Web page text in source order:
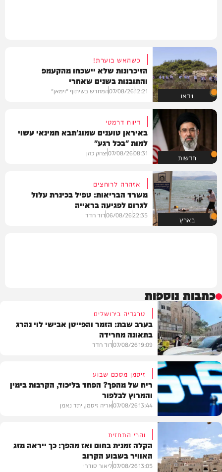
וידאו
כשהאש בוערת!
הזיכרונות שלא יישכחו מהקעמפ
והתובנות בשנים שאחרי
12:21
07/08/26המחדש בשיתוף "וימאן"
חדשות
דיווח דרמטי
באיראן טוענים שמוג'תבא חמינאי עשוי
למות "בכל רגע"
08:31
07/08/26יצחק כהן
בארץ
אזהרה לרוחצים
משרד הבריאות: טפיל בכינרת עלול
לגרום לפגיעה בראייה
22:35
06/08/26דוד חדד
כתבות נוספות
בארץ
טרגדיה בירושלים
בערב שבת: הזמר והפייטן אבישי לוי נהרג
בתאונה מחרידה
19:09
07/08/26דוד חדד
פוליטי
זיסמן מסכם שבוע
ריח של מהפך? הפחד בליכוד, הקרבות בימין
והמרוץ לבלפור
13:44
07/08/26אריה זיסמן, יתד נאמן
והרי התחזית
הקלה זמנית בחום ואז מהפך: כך ייראה מזג
האוויר בשבוע הקרוב
13:05
07/08/26ליאור סודרי